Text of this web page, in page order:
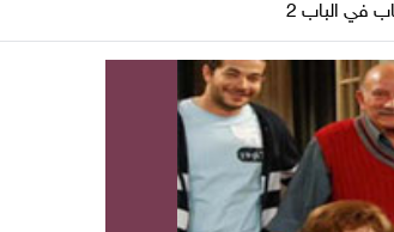
عالم الأناقة
في الباب 2